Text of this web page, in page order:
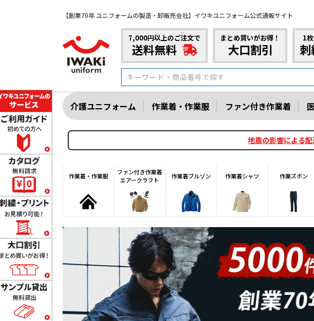
【創業70年 ユニフォームの製造・卸販売会社】イワキユニフォーム公式通販サイト
7,000円以上のご注文で
送料無料
まとめ買いがお得！
大口割引
1
刺
介護ユニフォーム 作業着・作業服 ファン付き作業着
地震の影響による
作業着・作業服
ファン付き作業着
エアークラフト
作業着ブルゾン 作業着シャツ 作業ズボン